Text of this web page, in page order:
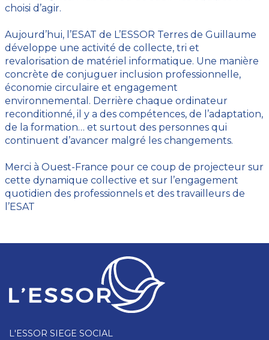
choisi d’agir.
Aujourd’hui, l’ESAT de L’ESSOR Terres de Guillaume
développe une activité de collecte, tri et
revalorisation de matériel informatique. Une manière
concrète de conjuguer inclusion professionnelle,
économie circulaire et engagement
environnemental. Derrière chaque ordinateur
reconditionné, il y a des compétences, de l’adaptation,
de la formation… et surtout des personnes qui
continuent d’avancer malgré les changements.
Merci à Ouest-France pour ce coup de projecteur sur
cette dynamique collective et sur l’engagement
quotidien des professionnels et des travailleurs de
l’ESAT
L'ESSOR SIEGE SOCIAL